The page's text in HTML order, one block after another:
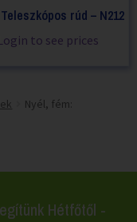
rúd – N212
to see prices
Nyél, fém:
Hétfőtől -